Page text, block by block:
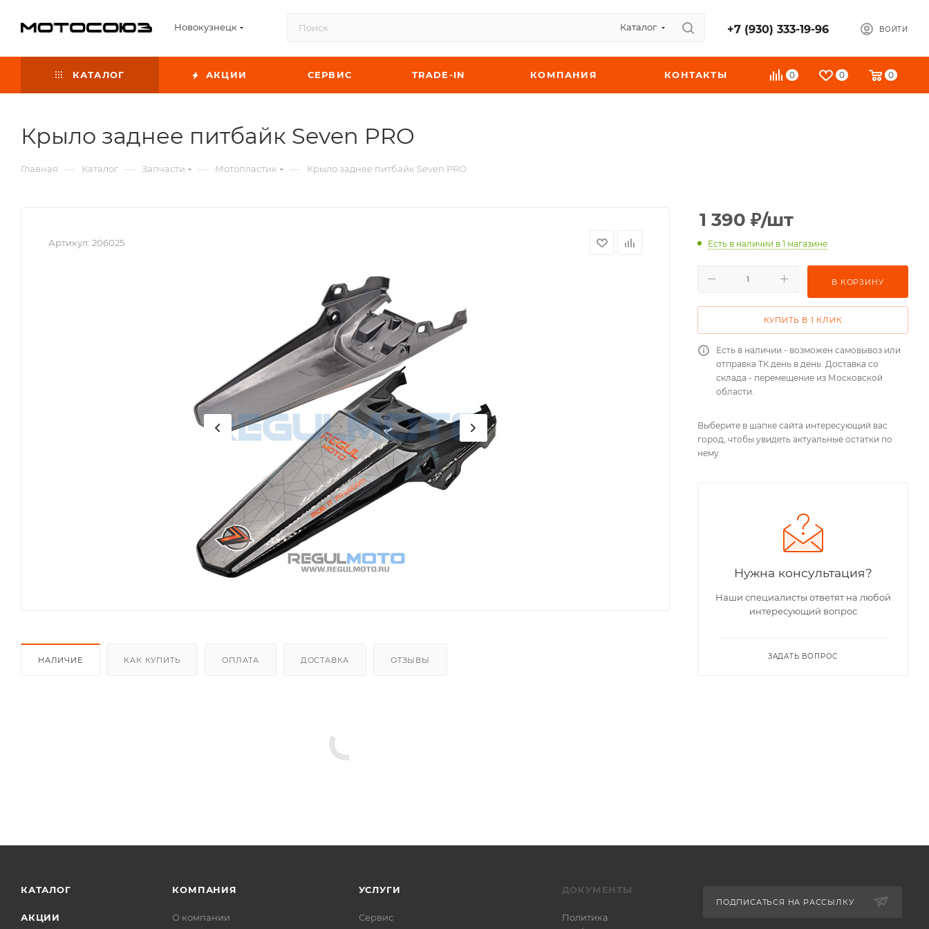
Новокузнецк Каталог +7 (930) 333-19-96 ВОЙТИ
0 0 0
КАТАЛОГ АКЦИИ СЕРВИС TRADE-IN КОМПАНИЯ КОНТАКТЫ
Крыло заднее питбайк Seven PRO
Главная — Каталог — Запчасти — Мотопластик — Крыло заднее питбайк Seven PRO
Артикул: 206025
НАЛИЧИЕ КАК КУПИТЬ ОПЛАТА ДОСТАВКА ОТЗЫВЫ
1 390 ₽/шт
Есть в наличии в 1 магазине
В КОРЗИНУ
КУПИТЬ В 1 КЛИК
Есть в наличии - возможен самовывоз или
отправка ТК день в день. Доставка со
склада - перемещение из Московской
области.
Выберите в шапке сайта интересующий вас
город, чтобы увидеть актуальные остатки по
нему.
Нужна консультация?
Наши специалисты ответят на любой
интересующий вопрос
ЗАДАТЬ ВОПРОС
КАТАЛОГ
АКЦИИ
КОМПАНИЯ
О компании
УСЛУГИ
Сервис
ДОКУМЕНТЫ
Политика
ПОДПИСАТЬСЯ НА РАССЫЛКУ